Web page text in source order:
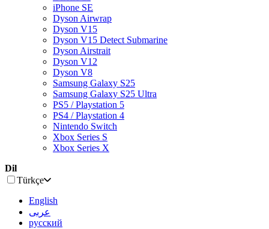
iPhone SE
Dyson Airwrap
Dyson V15
Dyson V15 Detect Submarine
Dyson Airstrait
Dyson V12
Dyson V8
Samsung Galaxy S25
Samsung Galaxy S25 Ultra
PS5 / Playstation 5
PS4 / Playstation 4
Nintendo Switch
Xbox Series S
Xbox Series X
Dil
Türkçe
English
عربى
русский